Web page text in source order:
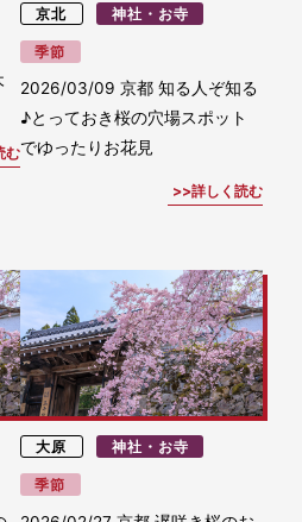
む
京北 神社・お寺
季節
2026/03/09 京都 知る人ぞ知る
♪とっておき桜の穴場スポット
でゆったりお花見
詳しく読む
大原 神社・お寺
季節